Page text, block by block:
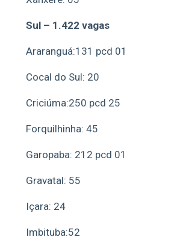
Sul – 1.422 vagas
Araranguá:131 pcd 01
Cocal do Sul: 20
Criciúma:250 pcd 25
Forquilhinha: 45
Garopaba: 212 pcd 01
Gravatal: 55
Içara: 24
Imbituba:52